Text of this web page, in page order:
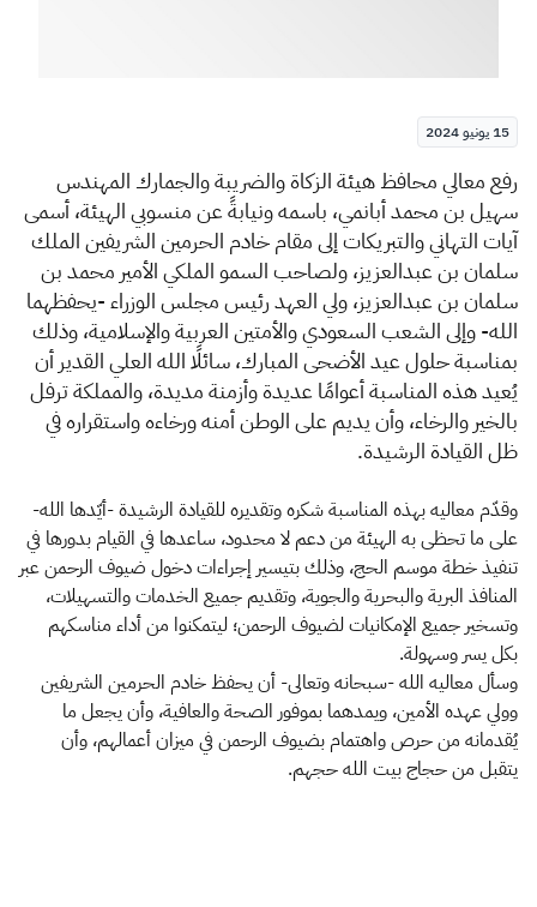
15 يونيو 2024
​​​​رفع معالي محافظ هيئة الزكاة والضريبة والجمارك المهندس
سهيل بن محمد أبانمي، باسمه ونيابةً عن منسوبي الهيئة، أسمى
آيات التهاني والتبريكات إلى مقام خادم الحرمين الشريفين الملك
سلمان بن عبدالعزيز، ولصاحب السمو الملكي الأمير محمد بن
سلمان بن عبدالعزيز، ولي العهد رئيس مجلس الوزراء -يحفظهما
الله- وإلى الشعب السعودي والأمتين العربية والإسلامية، وذلك
بمناسبة حلول عيد الأضحى المبارك، سائلًا الله العلي القدير أن
يُعيد هذه المناسبة أعوامًا عديدة وأزمنة مديدة، والمملكة ترفل
بالخير والرخاء، وأن يديم على الوطن أمنه ورخاءه واستقراره في
ظل القيادة الرشيدة.
وقدّم معاليه بهذه المناسبة شكره وتقديره للقيادة الرشيدة -أيّدها الله-
على ما تحظى به الهيئة من دعم لا محدود، ساعدها في القيام بدورها في
تنفيذ خطة موسم الحج، وذلك بتيسير إجراءات دخول ضيوف الرحمن عبر
المنافذ البرية والبحرية والجوية، وتقديم جميع الخدمات والتسهيلات،
وتسخير جميع الإمكانيات لضيوف الرحمن؛ ليتمكنوا من أداء مناسكهم
بكل يسر وسهولة.
وسأل معاليه الله -سبحانه وتعالى- أن يحفظ خادم الحرمين الشريفين
وولي عهده الأمين، ويمدهما بموفور الصحة والعافية، وأن يجعل ما
يُقدمانه من حرص واهتمام بضيوف الرحمن في ميزان أعمالهم، وأن
يتقبل من حجاج بيت الله حجهم.